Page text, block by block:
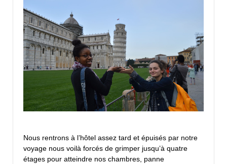
Nous rentrons à l’hôtel assez tard et épuisés par notre
voyage nous voilà forcés de grimper jusqu’à quatre
étages pour atteindre nos chambres, panne